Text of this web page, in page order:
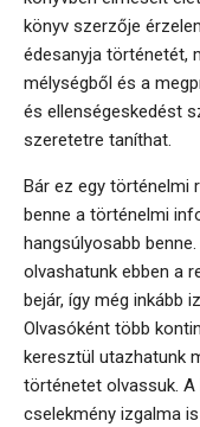
könyv szerzője
édesanyja történetét,
mélységből és a
és ellenségeskedést
szeretetre taníthat.
Bár ez egy történelmi
benne a történelmi
hangsúlyosabb
olvashatunk ebben a
bejár, így még inkább
Olvasóként több
keresztül utazhatunk
történetet olvassuk. A
cselekmény izgalma